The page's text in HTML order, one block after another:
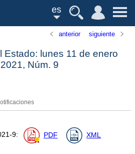
es
anterior siguiente
Estado: lunes 11 de enero
Núm. 9
9: PDF XML